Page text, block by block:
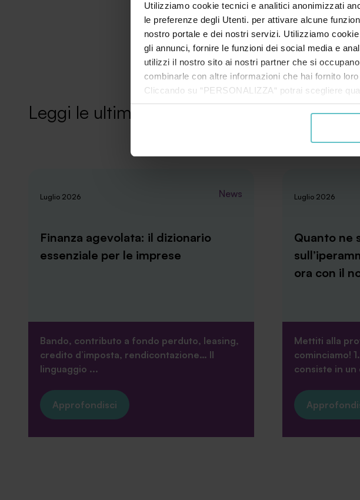
Utilizziamo cookie tecnici e analitici anonimizzati
le preferenze degli Utenti. per attivare alcune
nostro portale e dei nostri servizi. Utilizziamo
gli annunci, fornire le funzioni dei social media e
utilizzi il nostro sito ai nostri partner che si
combinarle con altre informazioni che hai fornito
Cliccando su “PERSONALIZZA“ potrai scegliere
che sono necessari per il funzionamento del sito.
informazioni complete ti invitiamo a consultare le
Leggi le ultime news
Luglio 2026 News
Finanza agevolata: il dizionario
essenziale per le imprese
Bando, contributo a fondo perduto, leasing,
credito d’imposta, rendicontazione… Il
linguaggio ...
Approfondisci
Luglio 2026
Quanto ne
ora con il
Mettiti alla
cominciamo!
consiste in un